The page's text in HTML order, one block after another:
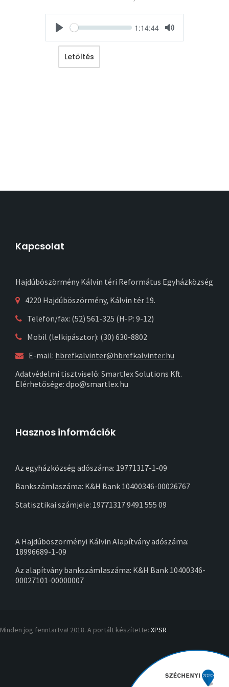
Seek Current
1:14:44
Mute
Letöltés
Kapcsolat
Hajdúböszörmény Kálvin téri Református Egyházközség
4220 Hajdúböszörmény, Kálvin tér 19.
Telefon/fax: (52) 561-325 (H-P: 9-12)
Mobil (lelkipásztor): (30) 630-8802
E-mail: hbrefkalvinter@hbrefkalvinter.hu
Adatvédelmi tisztviselő: Smartlex Solutions Kft.
Elérhetősége: dpo@smartlex.hu
Hasznos információk
Az egyházközség adószáma: 19771317-1-09
Bankszámlaszáma: K&H Bank 10400346-00026767
Statisztikai számjele: 19771317 9491 555 09
A Hajdúböszörményi Kálvin Alapítvány adószáma:
18996689-1-09
Az alapítvány bankszámlaszáma: K&H Bank 10400346-
00027101-00000007
Minden jog fenntartva! 2018. A portált készítette: XPSR